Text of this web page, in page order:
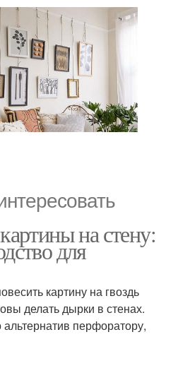
на стену:
для
картину на гвоздь
делать дырки в стенах.
перфоратору,